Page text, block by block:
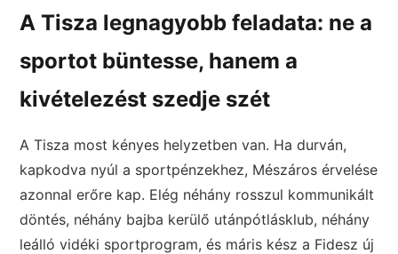
A Tisza legnagyobb feladata: ne a
sportot büntesse, hanem a
kivételezést szedje szét
A Tisza most kényes helyzetben van. Ha durván,
kapkodva nyúl a sportpénzekhez, Mészáros érvelése
azonnal erőre kap. Elég néhány rosszul kommunikált
döntés, néhány bajba kerülő utánpótlásklub, néhány
leálló vidéki sportprogram, és máris kész a Fidesz új